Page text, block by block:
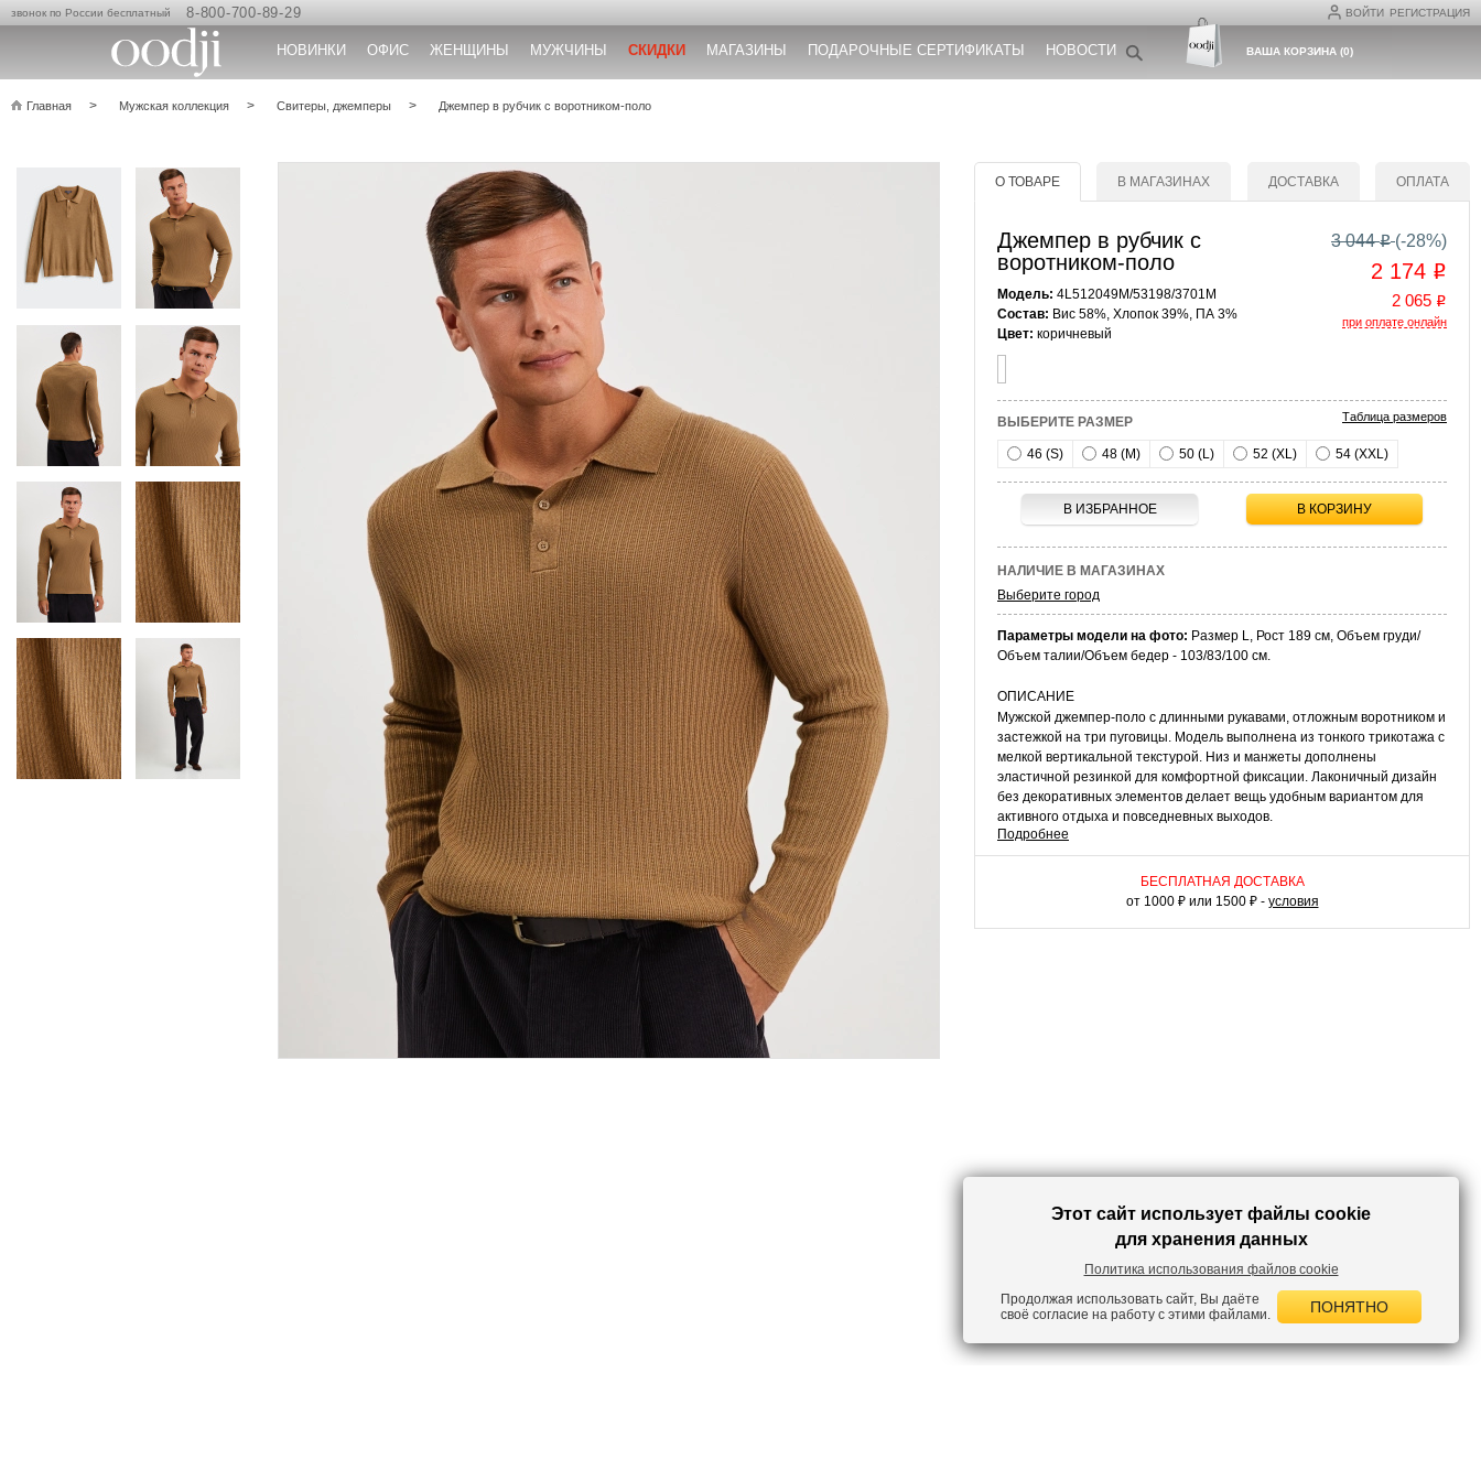
ВОЙТИ РЕГИСТРАЦИЯ
звонок по России бесплатный 8-800-700-89-29
НОВИНКИ ОФИС ЖЕНЩИНЫ МУЖЧИНЫ СКИДКИ МАГАЗИНЫ ПОДАРОЧНЫЕ СЕРТИФИКАТЫ НОВОСТИ ВАША КОРЗИНА(0)
Главная Мужская коллекция Свитеры, джемперы Джемпер в рубчик с воротником-поло
О ТОВАРЕ В МАГАЗИНАХ ДОСТАВКА ОПЛАТА
Джемпер в рубчик с
воротником-поло
Модель: 4L512049M/53198/3701M
Состав: Вис 58%, Хлопок 39%, ПА 3%
Цвет: коричневый
3 044o (-28%)
2 174 o
2 065 o
при оплате онлайн
ВЫБЕРИТЕ РАЗМЕР Таблица размеров
46 (S) 48 (M) 50 (L) 52 (XL) 54 (XXL)
В ИЗБРАННОЕ В КОРЗИНУ
НАЛИЧИЕ В МАГАЗИНАХ
Выберите город
Параметры модели на фото: Размер L, Рост 189 см, Объем груди/
Объем талии/Объем бедер - 103/83/100 см.
ОПИСАНИЕ
Мужской джемпер-поло с длинными рукавами, отложным воротником и
застежкой на три пуговицы. Модель выполнена из тонкого трикотажа с
мелкой вертикальной текстурой. Низ и манжеты дополнены
эластичной резинкой для комфортной фиксации. Лаконичный дизайн
без декоративных элементов делает вещь удобным вариантом для
активного отдыха и повседневных выходов.
КАК НОСИТЬ
Носите джемпер с джинсами и кроссовками для прогулок в теплую
погоду. В межсезонье накиньте поверх водолазки или тонкой футболки
Подробнее
БЕСПЛАТНАЯ ДОСТАВКА
от 1000 ₽ или 1500 ₽ - условия
Этот сайт использует файлы cookie
для хранения данных
Политика использования файлов cookie
Продолжая использовать сайт, Вы даёте
своё согласие на работу с этими файлами.
ПОНЯТНО